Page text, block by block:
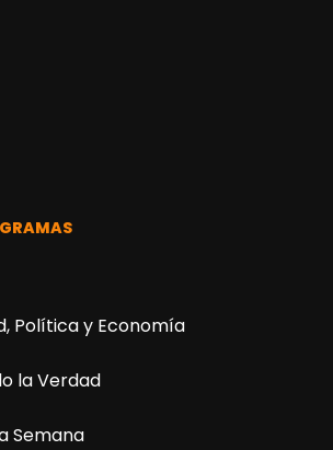
Política y Economía
la Verdad
Semana